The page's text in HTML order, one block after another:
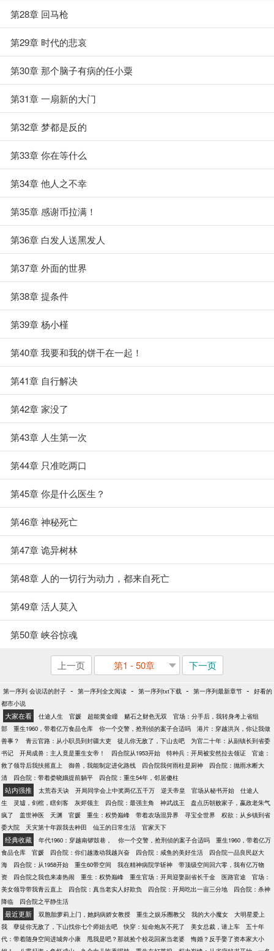
第28章 回马枪
第29章 时代的悲哀
第30章 那个脑子有病的任小粟
第31章 一扇新的大门
第32章 梦都是反的
第33章 你在等什么
第34章 他人之不幸
第35章 感谢币拉满！
第36章 白发人送黑发人
第37章 外面的世界
第38章 提条件
第39章 杨小槿
第40章 我要和我的饼干在一起！
第41章 自行解决
第42章 家没了
第43章 人生第一次
第44章 只准吃两口
第45章 你是什么医生？
第46章 神秘死亡
第47章 诡异树林
第48章 人的一切行为动力，都来自死亡
第49章 活人莫入
第50章 峡谷惊魂
上一页 第1 - 50章 下一页
第一序列 会说话的肘子 - 第一序列全文阅读 - 第一序列txt下载 - 第一序列最新章节 - 好看的
都市小说
大家在看 仕途人生 官媛 超能黄金瞳 赌石之财色无双
官场：分手后，我转身考上省组
部
重生1960，带着亿万食品仓库 你一个交警，抢刑侦的案子合适吗
港片：穿越洪兴，你让我做
善事？
青云官路：从小职员到封疆大吏 徒儿你无敌了，下山去吧
为官二十年：从副镇长到省委
书记
开局成兽：主人竟是重生女帝！ 四合院从1953开始 特种兵：开局被安然拉去领证
官途：
救了领导后我扶摇直上
御兽，我能制定进化路线 四合院我何雨柱是厨神
四合院：抛雨水断大
清
四合院：带着娄晓娥提前躺平 四合院：重生54年，邻居傻柱
站内强推 太荒吞天诀 开局同学会上中奖两亿五千万 逆天帝皇 官场从秘书开始
仕途人
生
灵墟，剑棺，瞎剑客 灰烬领主 四合院：最强主角 神武战王
盘点历朝败家子，嬴政老朱气
疯了
盖世神医 天渊 官媛 重生：权势巅峰 带着农场混异界 寻宝全世界
权欲：从乡镇到省
委大院
天灾第十年跟我去种田 仙王的日常生活 官家天下
经典收藏 年代1960：穿越南锣鼓巷， 你一个交警，抢刑侦的案子合适吗
重生1960，带着亿万
食品仓库
官媛 四合院：你们越激动我越兴奋 四合院：咸鱼的美好生活
四合院一品良民赵大
海
四合院：从1958开始 重生60带空间 我在精神病院学斩神
带顶级空间回六零，我有亿万物
资
四合院之我也来凑热闹 重生：权势巅峰 重生官场：开局迎娶副省长千金 医路官途
官场：
美女领导带我青云直上
四合院：真当老实人好欺负 四合院：开局吃出一亩三分地
四合院：杀神
降临
四合院之平静生活
最近更新 双胞胎萝莉上门，她妈病娇女教授 重生之娱乐圈教父 我的大小魔女
大明星爱上
我
孽徒你无敌了，下山找你七个师姐去吧 快穿：短命炮灰不死了 美女总裁，请上车
五十年
代：带着随身空间进城奔小康
甩我是吧？那就捡个校花回家当老婆
悔婚？反手娶了资本家大小